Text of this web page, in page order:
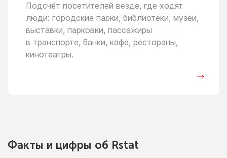
Подсчёт посетителей везде, где ходят
люди: городские парки, библиотеки, музеи,
выставки, парковки, пассажиры
в транспорте, банки, кафе, рестораны,
кинотеатры.
Факты и цифры об Rstat